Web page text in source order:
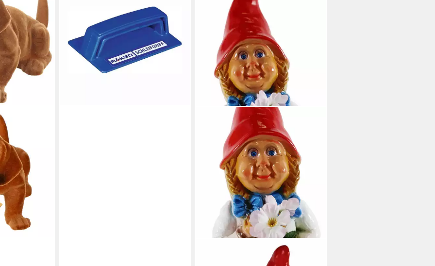
lieferbar - in 3-4 Werktagen bei dir
Gartenzwerg Gartenzwerg